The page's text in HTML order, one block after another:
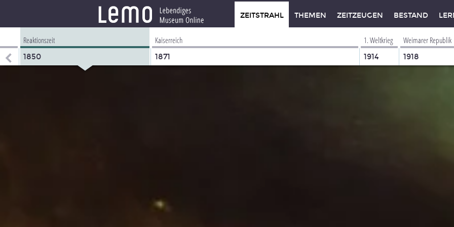
ZEITSTRAHL THEMEN ZEITZEUGEN BESTAND
Reaktionszeit
1850
Kaiserreich
1871
1. Weltkrieg
1914
Weimarer Republik
1918